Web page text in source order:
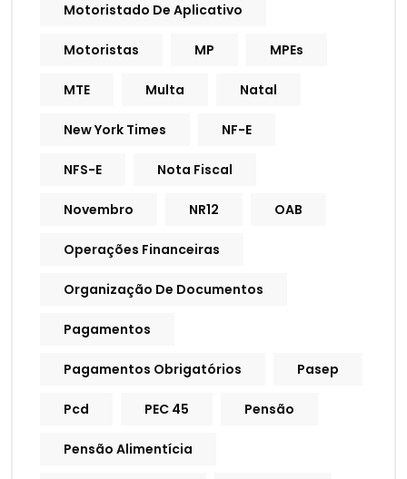
Motoristado De Aplicativo
Motoristas MP MPEs
MTE Multa Natal
New York Times NF-E
NFS-E Nota Fiscal
Novembro NR12 OAB
Operações Financeiras
Organização De Documentos
Pagamentos
Pagamentos Obrigatórios Pasep
Pcd PEC 45 Pensão
Pensão Alimentícia